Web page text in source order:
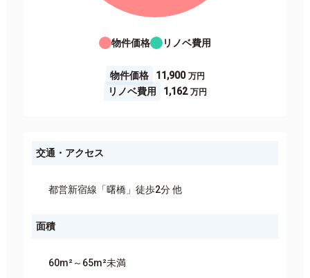
物件価格 リノベ費用
物件価格
11,900
リノベ費用
1,162
交通・アクセス
都営新宿線「曙橋」徒歩2分 他
面積
60m²～65m²未満